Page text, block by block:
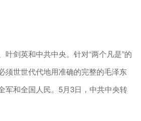
剑英和中共中央。针对“两个凡是”的
须世世代代地用准确的完整的毛泽东
军和全国人民。5月3日，中共中央转